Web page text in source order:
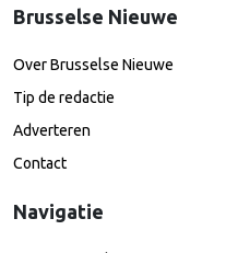
Brusselse Nieuwe
Over Brusselse Nieuwe
Tip de redactie
Adverteren
Contact
Navigatie